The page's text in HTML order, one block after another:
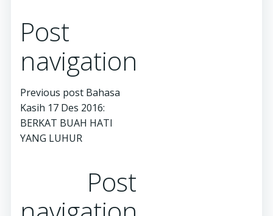
Post
navigation
Previous post Bahasa
Kasih 17 Des 2016:
BERKAT BUAH HATI
YANG LUHUR
Post